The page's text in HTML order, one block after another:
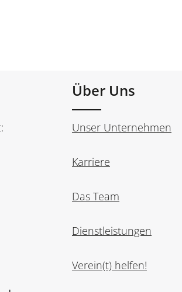
Über Uns
Unser Unternehmen
Karriere
Das Team
Dienstleistungen
Verein(t) helfen!